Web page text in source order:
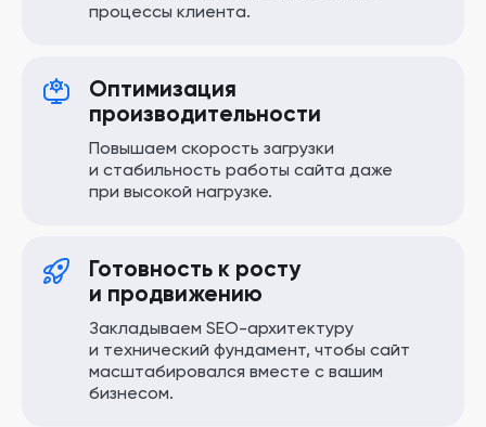
процессы клиента.
Оптимизация
производительности
Повышаем скорость загрузки
и стабильность работы сайта даже
при высокой нагрузке.
Готовность к росту
и продвижению
Закладываем SEO-архитектуру
и технический фундамент, чтобы сайт
масштабировался вместе с вашим
бизнесом.